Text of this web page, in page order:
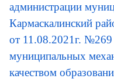
администрации
Кармаскалинский
от 11.08.2021г.
муниципальных
качеством